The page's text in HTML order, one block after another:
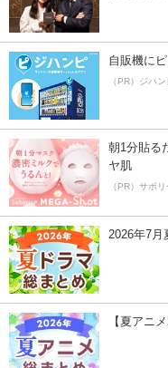
自販機に
（PR）ジハ
朝1分貼る
ヤ肌
（PR）サボリ
2026年7月
【夏アニ